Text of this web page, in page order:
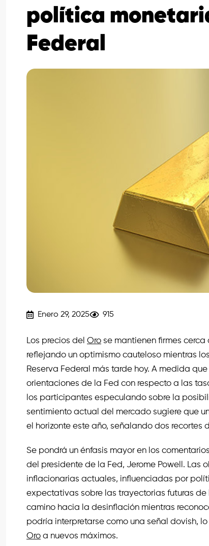
política
Federal
Enero 29, 2025 915
Los precios del Oro se mantienen firmes cerca
reflejando un optimismo cauteloso mientras
Reserva Federal más tarde hoy. A medida
orientaciones de la Fed con respecto a las
los participantes especulando sobre la
sentimiento actual del mercado sugiere que
el horizonte este año, señalando dos recortes
Se pondrá un énfasis mayor en los
del presidente de la Fed, Jerome Powell. Las
inflacionarias actuales, influenciadas por
expectativas sobre las trayectorias futuras de
camino hacia la desinflación mientras
podría interpretarse como una señal dovish,
Oro a nuevos máximos.